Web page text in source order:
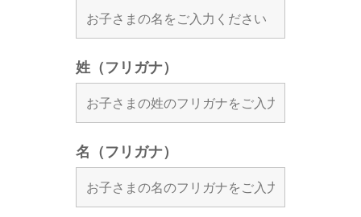
姓（フリガナ）
名（フリガナ）